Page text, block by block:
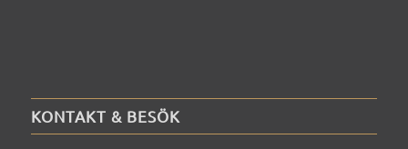
KONTAKT & BESÖK